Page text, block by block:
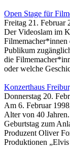
Open Stage für
Freitag 21. Februar
Der Videoslam im
Filmemacher*innen
Publikum
die
oder welche
Konzerthaus
Donnerstag 20.
Am 6. Februar
Alter von 40
Geburtstag zum
Produzent Oliver
Produktionen „Elvis